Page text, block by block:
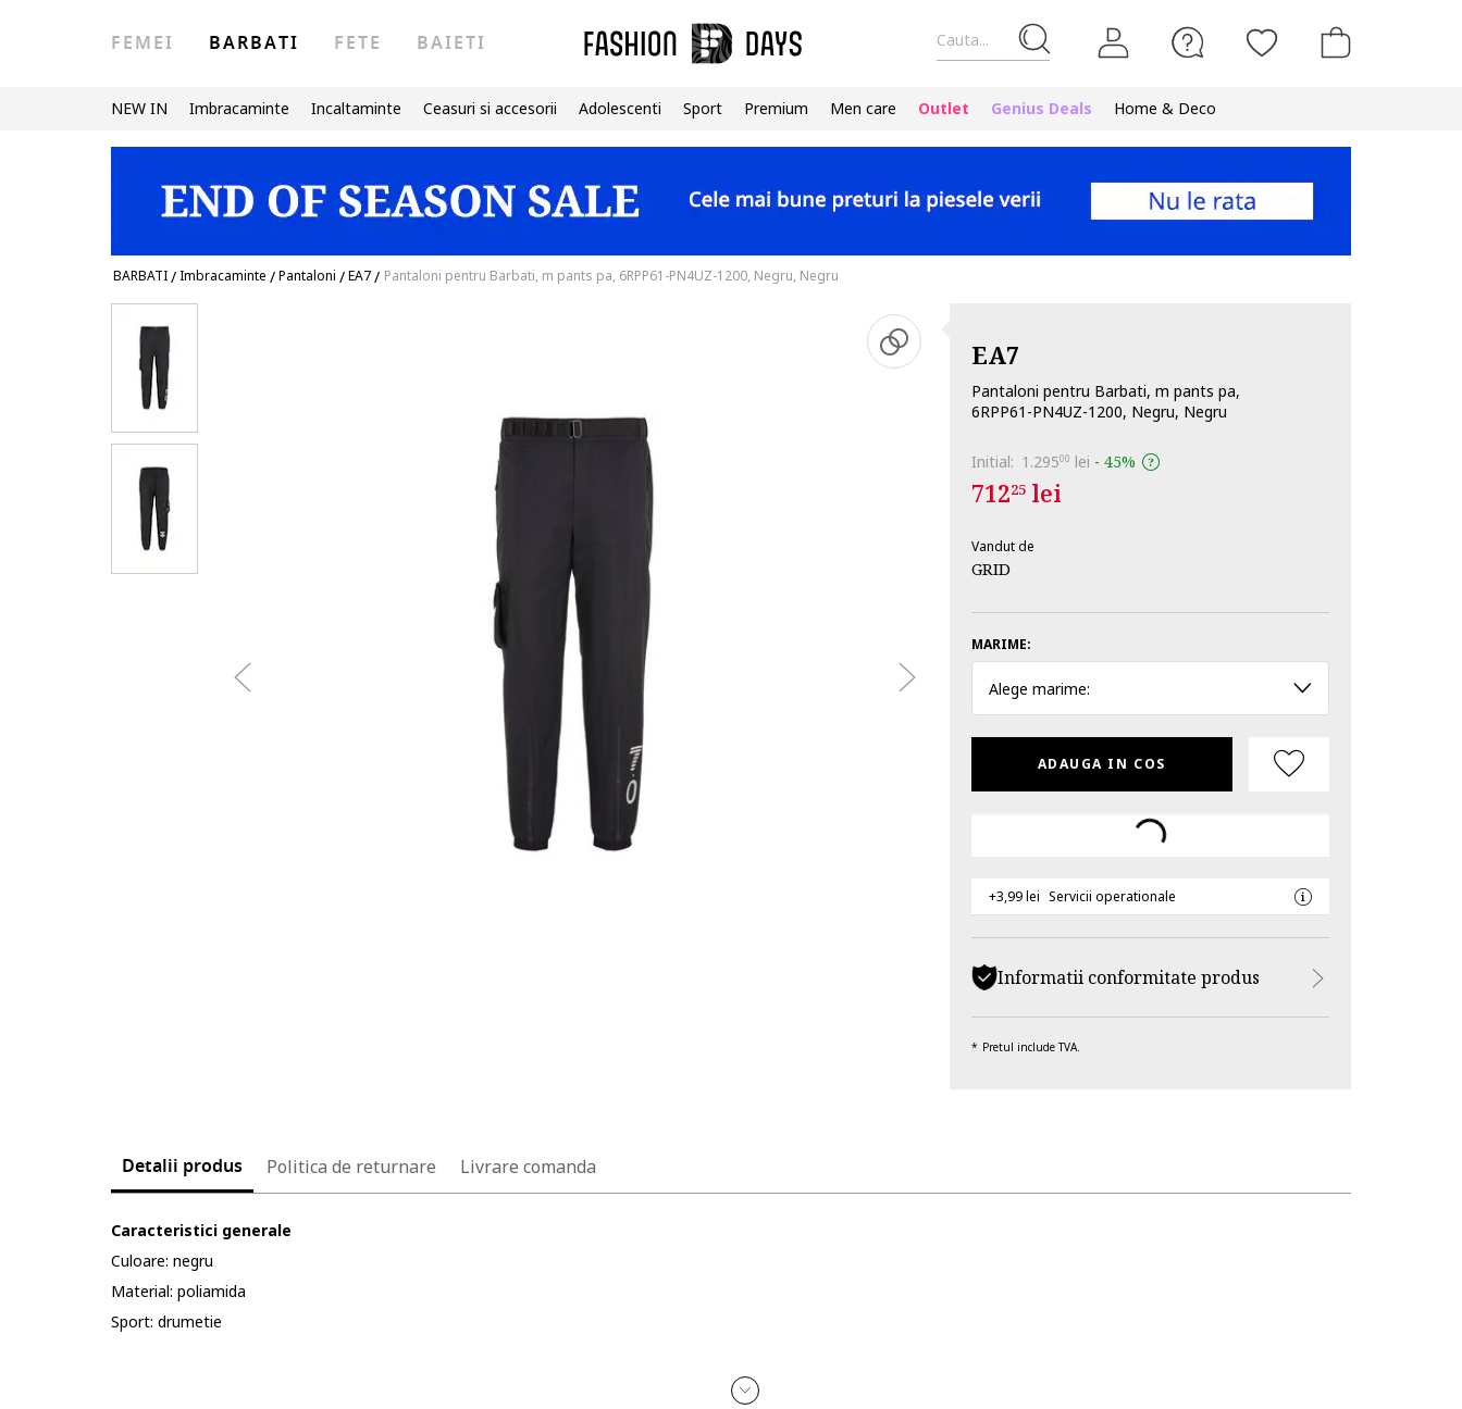
Cauta...
FEMEI BARBATI FETE BAIETI
NEW IN Imbracaminte Incaltaminte Ceasuri si accesorii Adolescenti Sport Premium Men care Outlet Genius Deals Home & Deco
BARBATI/Imbracaminte /Pantaloni /EA7/ Pantaloni pentru Barbati, m pants pa, 6RPP61-PN4UZ-1200, Negru, Negru
EA7
Pantaloni pentru Barbati, m pants pa,
6RPP61-PN4UZ-1200, Negru, Negru
Initial: 1.29500 lei - 45%
71225lei
Vandut de
GRID
MARIME:
Alege marime:
ADAUGA IN COS
+3,99 lei Servicii operationale
Informatii conformitate produs
Pretul include TVA.
Detalii produs Politica de returnare Livrare comanda
Caracteristici generale
Culoare: negru
Material: poliamida
Sport: drumetie